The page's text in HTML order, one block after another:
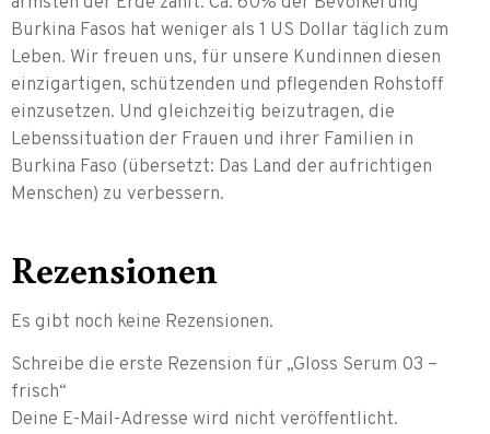
Burkina Fasos hat weniger als 1 US Dollar täglich zum
Leben. Wir freuen uns, für unsere Kundinnen diesen
einzigartigen, schützenden und pflegenden Rohstoff
einzusetzen. Und gleichzeitig beizutragen, die
Lebenssituation der Frauen und ihrer Familien in
Burkina Faso (übersetzt: Das Land der aufrichtigen
Menschen) zu verbessern.
Rezensionen
Es gibt noch keine Rezensionen.
Schreibe die erste Rezension für „Gloss Serum 03 –
frisch“
Deine E-Mail-Adresse wird nicht veröffentlicht.